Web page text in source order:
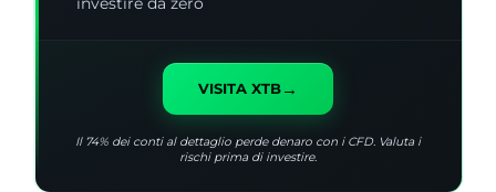
VISITA XTB→
Il 74% dei conti al dettaglio perde denaro con i CFD. Valuta i
rischi prima di investire.